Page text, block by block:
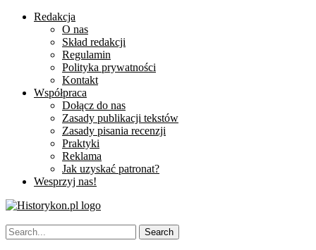
Redakcja
O nas
Skład redakcji
Regulamin
Polityka prywatności
Kontakt
Współpraca
Dołącz do nas
Zasady publikacji tekstów
Zasady pisania recenzji
Praktyki
Reklama
Jak uzyskać patronat?
Wesprzyj nas!